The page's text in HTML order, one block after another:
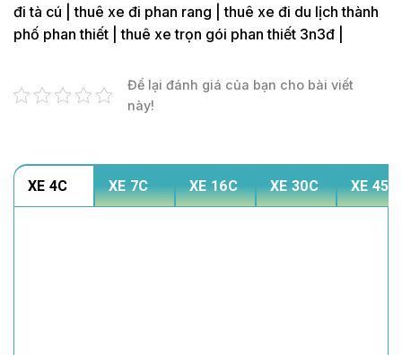
đi tà cú | thuê xe đi phan rang | thuê xe đi du lịch thành
phố phan thiết | thuê xe trọn gói phan thiết 3n3đ |
Để lại đánh giá của bạn cho bài viết
này!
XE 4C XE 7C XE 16C XE 30C XE 45C